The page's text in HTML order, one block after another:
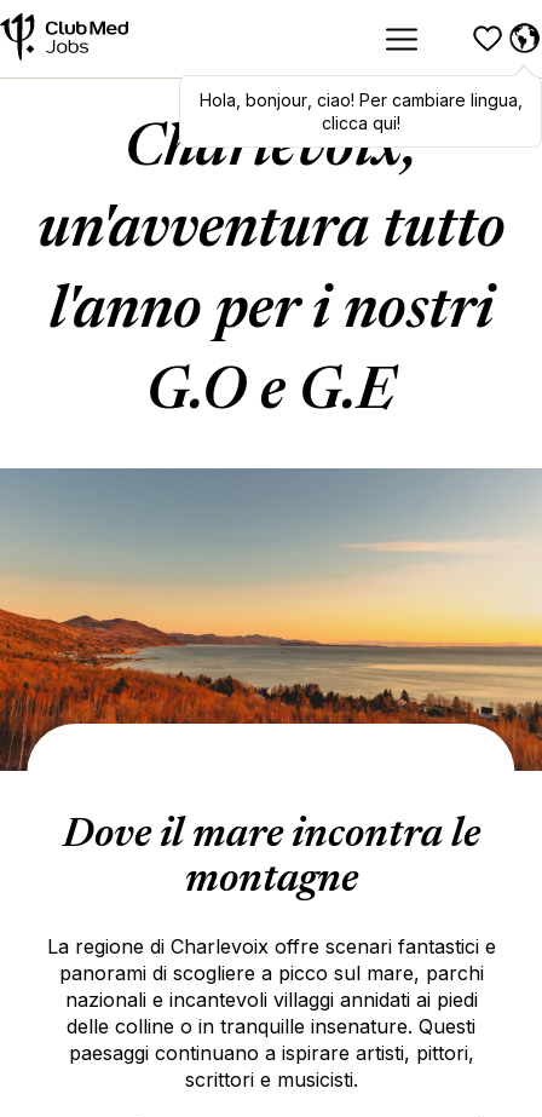
Hola,bonjour,ciao! To switch
languages, click here!
Hola bonjour, ciao! Per cambiare lingua,
clicca qui!
Charlevoix,
un'avventura tutto
l'anno per i nostri
G.O e G.E
Dove il mare incontra le
montagne
La regione di Charlevoix offre scenari fantastici e
panorami di scogliere a picco sul mare, parchi
nazionali e incantevoli villaggi annidati ai piedi
delle colline o in tranquille insenature. Questi
paesaggi continuano a ispirare artisti, pittori,
scrittori e musicisti.